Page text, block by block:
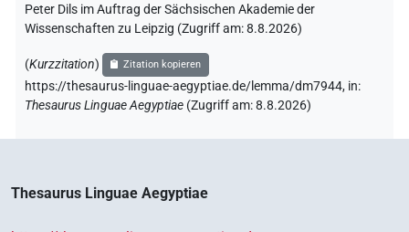
Peter Dils im Auftrag der Sächsischen Akademie der
Wissenschaften zu Leipzig (Zugriff am:8.8.2026)
(Kurzzitation) Zitation kopieren
https://thesaurus-linguae-aegyptiae.de/lemma/dm7944, in:
Thesaurus Linguae Aegyptiae (Zugriff am:8.8.2026)
Thesaurus Linguae Aegyptiae